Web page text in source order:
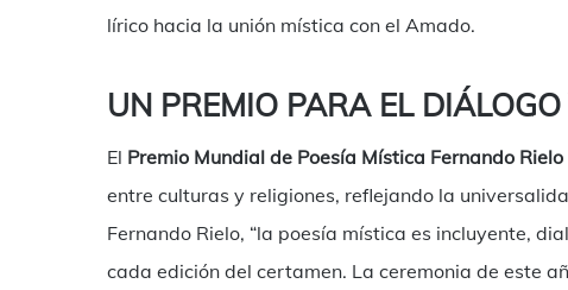
lírico hacia la unión mística con el Amado.
UN PREMIO PARA EL
El Premio Mundial de Poesía Mística Fernando Rielo
entre culturas y religiones, reflejando la
Fernando Rielo, “la poesía mística es incluyente,
cada edición del certamen. La ceremonia de este